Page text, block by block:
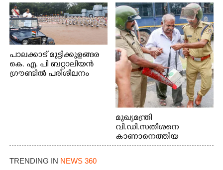
പാലക്കാട് മുട്ടിക്കുളങ്ങര
കെ. എ. പി ബറ്റാലിയൻ
ഗ്രൗണ്ടിൽ പരിശീലനം
മുഖ്യമന്ത്രി
വി.ഡി.സതീശനെ
കാണാനെത്തിയ
മോഹനൻ നായർ
TRENDING IN NEWS 360